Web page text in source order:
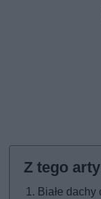
Białe dachy